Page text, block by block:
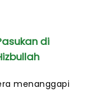
di
menanggapi